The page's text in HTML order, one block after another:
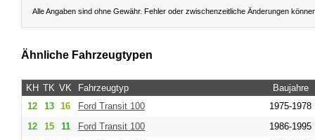
Alle Angaben sind ohne Gewähr. Fehler oder zwischenzeitliche Änderungen
Ähnliche Fahrzeugtypen
KH TK VK Fahrzeugtyp
Baujahre
12
13 16 Ford Transit 100
1975-1978
12
15 11 Ford Transit 100
1986-1995